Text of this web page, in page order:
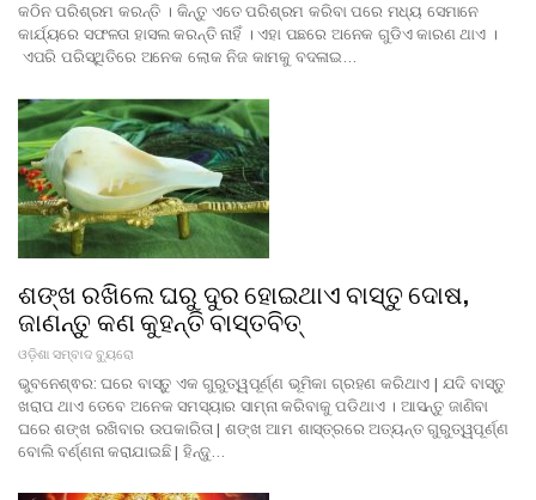
କଠିନ ପରିଶ୍ରମ କରନ୍ତି । କିନ୍ତୁ ଏତେ ପରିଶ୍ରମ କରିବା ପରେ ମଧ୍ୟ ସେମାନେ
କାର୍ଯ୍ୟରେ ସଫଳତା ହାସଲ କରନ୍ତି ନାହିଁ । ଏହା ପଛରେ ଅନେକ ଗୁଡିଏ କାରଣ ଥାଏ ।
ଏପରି ପରିସ୍ଥିତିରେ ଅନେକ ଲୋକ ନିଜ କାମକୁ ବଦଳାଇ…
ଶଙ୍ଖ ରଖିଲେ ଘରୁ ଦୁର ହୋଇଥାଏ ବାସ୍ତୁ ଦୋଷ,
ଜାଣନ୍ତୁ କଣ କୁହନ୍ତି ବାସ୍ତବିତ୍
ଓଡ଼ିଶା ସମ୍ବାଦ ବ୍ୟୁରୋ
ଭୁବନେଶ୍ଵର: ଘରେ ବାସ୍ତୁ ଏକ ଗୁରୁତ୍ୱପୂର୍ଣ୍ଣ ଭୂମିକା ଗ୍ରହଣ କରିଥାଏ | ଯଦି ବାସ୍ତୁ
ଖରାପ ଥାଏ ତେବେ ଅନେକ ସମସ୍ୟାର ସାମ୍ନା କରିବାକୁ ପଡିଥାଏ । ଆସନ୍ତୁ ଜାଣିବା
ଘରେ ଶଙ୍ଖ ରଖିବାର ଉପକାରିତା | ଶଙ୍ଖ ଆମ ଶାସ୍ତ୍ରରେ ଅତ୍ୟନ୍ତ ଗୁରୁତ୍ୱପୂର୍ଣ୍ଣ
ବୋଲି ବର୍ଣ୍ଣନା କରାଯାଇଛି | ହିନ୍ଦୁ…